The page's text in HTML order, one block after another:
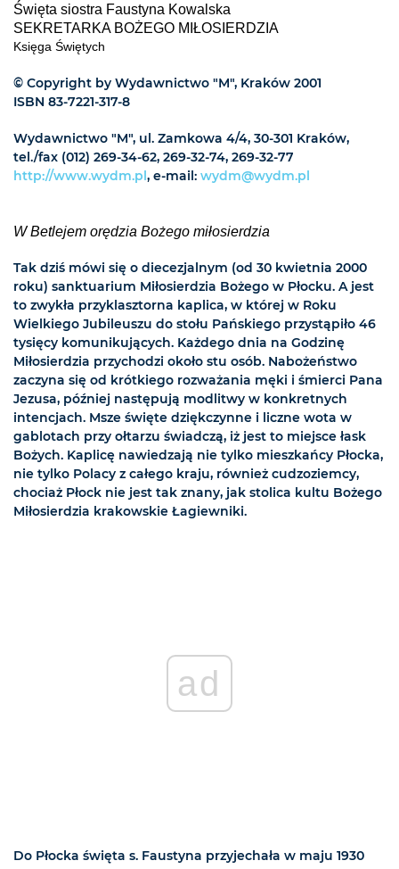
Święta siostra Faustyna Kowalska
SEKRETARKA BOŻEGO MIŁOSIERDZIA
Księga Świętych
© Copyright by Wydawnictwo "M", Kraków 2001
ISBN 83-7221-317-8
Wydawnictwo "M", ul. Zamkowa 4/4, 30-301 Kraków,
tel./fax (012) 269-34-62, 269-32-74, 269-32-77
http://www.wydm.pl, e-mail: wydm@wydm.pl
W Betlejem orędzia Bożego miłosierdzia
Tak dziś mówi się o diecezjalnym (od 30 kwietnia 2000
roku) sanktuarium Miłosierdzia Bożego w Płocku. A jest
to zwykła przyklasztorna kaplica, w której w Roku
Wielkiego Jubileuszu do stołu Pańskiego przystąpiło 46
tysięcy komunikujących. Każdego dnia na Godzinę
Miłosierdzia przychodzi około stu osób. Nabożeństwo
zaczyna się od krótkiego rozważania męki i śmierci Pana
Jezusa, później następują modlitwy w konkretnych
intencjach. Msze święte dziękczynne i liczne wota w
gablotach przy ołtarzu świadczą, iż jest to miejsce łask
Bożych. Kaplicę nawiedzają nie tylko mieszkańcy Płocka,
nie tylko Polacy z całego kraju, również cudzoziemcy,
chociaż Płock nie jest tak znany, jak stolica kultu Bożego
Miłosierdzia krakowskie Łagiewniki.
ad
Do Płocka święta s. Faustyna przyjechała w maju 1930